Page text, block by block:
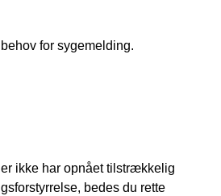
for sygemelding.
ikke har opnået tilstrækkelig
bedes du rette